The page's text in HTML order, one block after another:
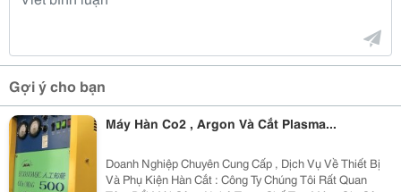
Gợi ý cho bạn
Máy Hàn Co2 , Argon Và Cắt Plasma...
Doanh Nghiệp Chuyên Cung Cấp , Dịch Vụ Về Thiết Bị
Và Phụ Kiện Hàn Cắt : Công Ty Chúng Tôi Rất Quan